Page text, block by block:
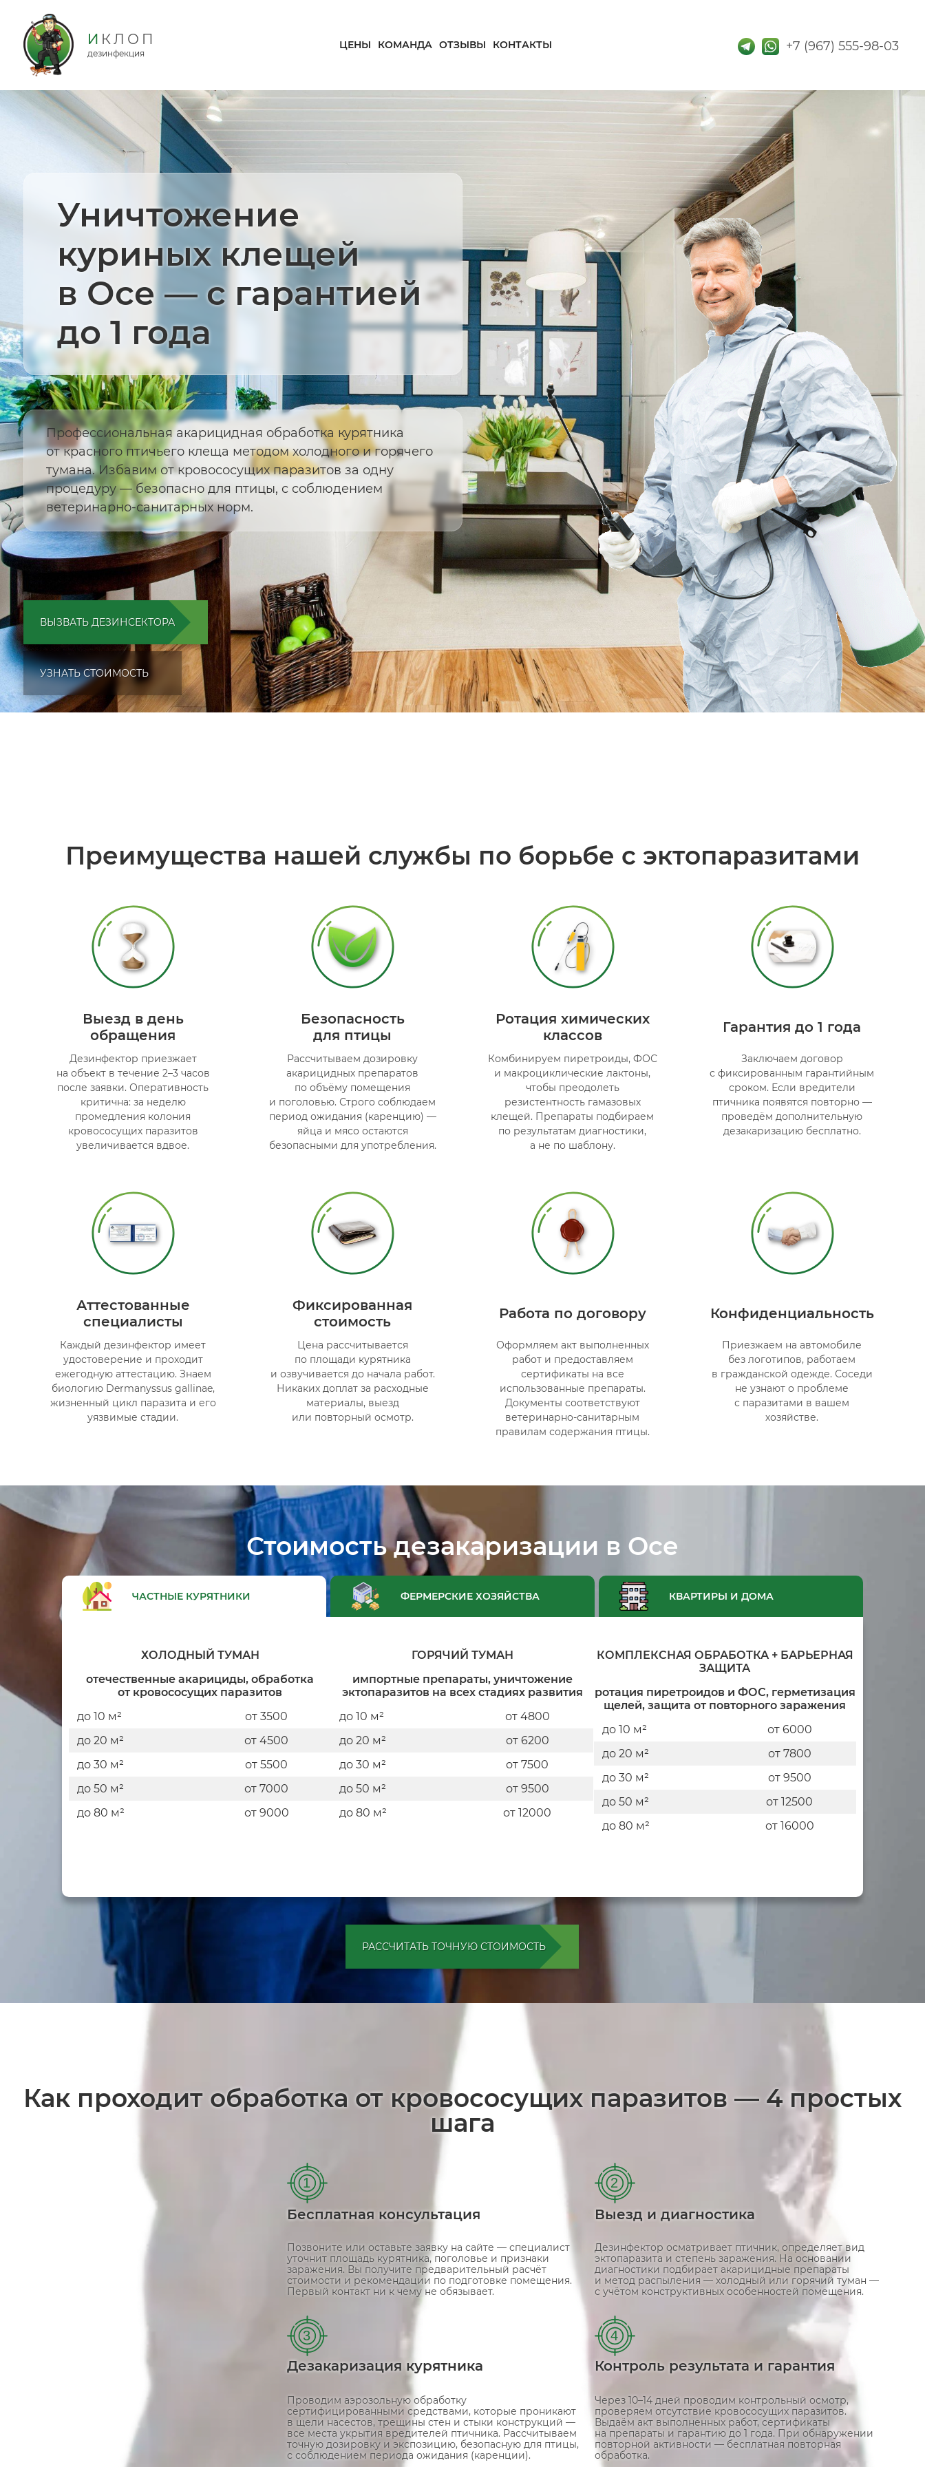
дезинфекция
ЦЕНЫ КОМАНДА ОТЗЫВЫ КОНТАКТЫ
Уничтожение
куриных клещей
в Осе — с гарантией
до 1 года
Профессиональная акарицидная обработка курятника
от красного птичьего клеща методом холодного и горячего
тумана. Избавим от кровососущих паразитов за одну
процедуру — безопасно для птицы, с соблюдением
ветеринарно-санитарных норм.
ВЫЗВАТЬ ДЕЗИНСЕКТОРА
УЗНАТЬ СТОИМОСТЬ
Преимущества нашей службы по борьбе с эктопаразитами
Выезд в день
обращения
Дезинфектор приезжает
на объект в течение 2–3 часов
после заявки. Оперативность
критична: за неделю
промедления колония
кровососущих паразитов
увеличивается вдвое.
Безопасность
для птицы
Рассчитываем дозировку
акарицидных препаратов
по объёму помещения
и поголовью. Строго соблюдаем
период ожидания (каренцию) —
яйца и мясо остаются
безопасными для употребления.
Ротация химических
классов
Комбинируем пиретроиды, ФОС
и макроциклические лактоны,
чтобы преодолеть
резистентность гамазовых
клещей. Препараты подбираем
по результатам диагностики,
а не по шаблону.
Гарантия до 1 года
Заключаем договор
с фиксированным гарантийным
сроком. Если вредители
птичника появятся повторно —
проведём дополнительную
дезакаризацию бесплатно.
Аттестованные
специалисты
Каждый дезинфектор имеет
удостоверение и проходит
ежегодную аттестацию. Знаем
биологию Dermanyssus gallinae,
жизненный цикл паразита и его
уязвимые стадии.
Фиксированная
стоимость
Цена рассчитывается
по площади курятника
и озвучивается до начала работ.
Никаких доплат за расходные
материалы, выезд
или повторный осмотр.
Работа по договору
Оформляем акт выполненных
работ и предоставляем
сертификаты на все
использованные препараты.
Документы соответствуют
ветеринарно-санитарным
правилам содержания птицы.
Конфиденциальность
Приезжаем на автомобиле
без логотипов, работаем
в гражданской одежде. Соседи
не узнают о проблеме
с паразитами в вашем
хозяйстве.
Стоимость дезакаризации в Осе
ЧАСТНЫЕ КУРЯТНИКИ ФЕРМЕРСКИЕ ХОЗЯЙСТВА КВАРТИРЫ И ДОМА
ХОЛОДНЫЙ ТУМАН
отечественные акарициды, обработка
от кровососущих паразитов
до 10 м²
от 3500
до 20 м²
от 4500
до 30 м²
от 5500
до 50 м²
от 7000
до 80 м²
от 9000
ГОРЯЧИЙ ТУМАН
импортные препараты, уничтожение
эктопаразитов на всех стадиях развития
до 10 м²
от 4800
до 20 м²
от 6200
до 30 м²
от 7500
до 50 м²
от 9500
до 80 м²
от 12000
КОМПЛЕКСНАЯ ОБРАБОТКА + БАРЬЕРНАЯ
ЗАЩИТА
ротация пиретроидов и ФОС, герметизация
щелей, защита от повторного заражения
до 10 м²
от 6000
до 20 м²
от 7800
до 30 м²
от 9500
до 50 м²
от 12500
до 80 м²
от 16000
РАССЧИТАТЬ ТОЧНУЮ СТОИМОСТЬ
Как проходит обработка от кровососущих паразитов — 4 простых
шага
1
Бесплатная консультация
Позвоните или оставьте заявку на сайте — специалист
уточнит площадь курятника, поголовье и признаки
заражения. Вы получите предварительный расчёт
стоимости и рекомендации по подготовке помещения.
Первый контакт ни к чему не обязывает.
2
Выезд и диагностика
Дезинфектор осматривает птичник, определяет вид
эктопаразита и степень заражения. На основании
диагностики подбирает акарицидные препараты
и метод распыления — холодный или горячий туман —
с учётом конструктивных особенностей помещения.
3
Дезакаризация курятника
Проводим аэрозольную обработку
сертифицированными средствами, которые проникают
в щели насестов, трещины стен и стыки конструкций —
все места укрытия вредителей птичника. Рассчитываем
точную дозировку и экспозицию, безопасную для птицы,
с соблюдением периода ожидания (каренции).
4
Контроль результата и гарантия
Через 10–14 дней проводим контрольный осмотр,
проверяем отсутствие кровососущих паразитов.
Выдаём акт выполненных работ, сертификаты
на препараты и гарантию до 1 года. При обнаружении
повторной активности — бесплатная повторная
обработка.